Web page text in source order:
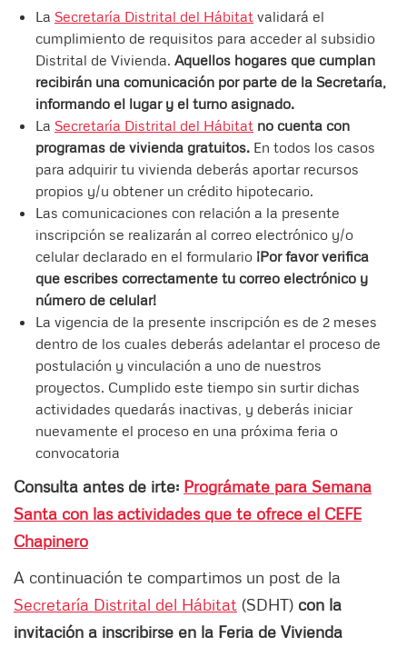
La Secretaría Distrital del Hábitat validará el
cumplimiento de requisitos para acceder al subsidio
Distrital de Vivienda. Aquellos hogares que cumplan
recibirán una comunicación por parte de la Secretaría,
informando el lugar y el turno asignado.
La Secretaría Distrital del Hábitat no cuenta con
programas de vivienda gratuitos. En todos los casos
para adquirir tu vivienda deberás aportar recursos
propios y/u obtener un crédito hipotecario.
Las comunicaciones con relación a la presente
inscripción se realizarán al correo electrónico y/o
celular declarado en el formulario ¡Por favor verifica
que escribes correctamente tu correo electrónico y
número de celular!
La vigencia de la presente inscripción es de 2 meses
dentro de los cuales deberás adelantar el proceso de
postulación y vinculación a uno de nuestros
proyectos. Cumplido este tiempo sin surtir dichas
actividades quedarás inactivas, y deberás iniciar
nuevamente el proceso en una próxima feria o
convocatoria
Consulta antes de irte: Prográmate para Semana
Santa con las actividades que te ofrece el CEFE
Chapinero
A continuación te compartimos un post de la
Secretaría Distrital del Hábitat (SDHT) con la
invitación a inscribirse en la Feria de Vivienda